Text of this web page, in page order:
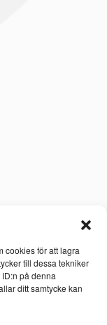
cookies för att lagra
till dessa tekniker
på denna
ditt samtycke kan